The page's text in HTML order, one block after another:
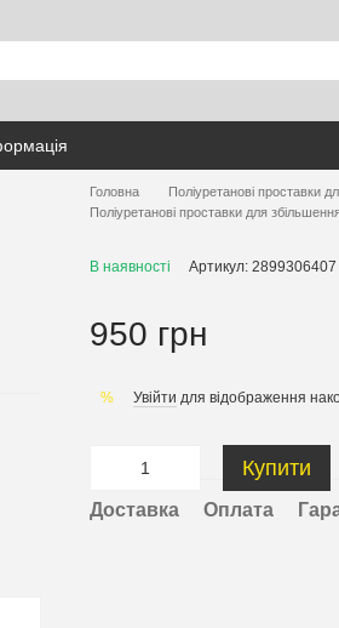
Головна
Поліуретанові проставки
Поліуретанові проставки для
В наявності Артикул: 2899306407
950 грн
% Увійти для відображення
Купити
Доставка Оплата